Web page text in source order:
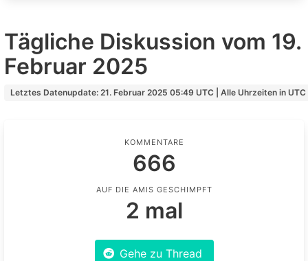
Tägliche Diskussion vom 19.
Februar 2025
Letztes Datenupdate: 21. Februar 2025 05:49 UTC | Alle Uhrzeiten in UTC
KOMMENTARE
666
AUF DIE AMIS GESCHIMPFT
2 mal
Gehe zu Thread